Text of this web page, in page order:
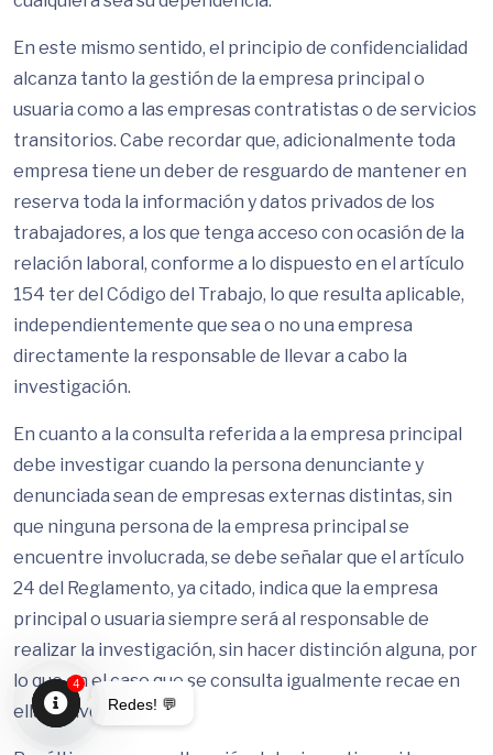
En este mismo sentido, el principio de confidencialidad
alcanza tanto la gestión de la empresa principal o
usuaria como a las empresas contratistas o de servicios
transitorios. Cabe recordar que, adicionalmente toda
empresa tiene un deber de resguardo de mantener en
reserva toda la información y datos privados de los
trabajadores, a los que tenga acceso con ocasión de la
relación laboral, conforme a lo dispuesto en el artículo
154 ter del Código del Trabajo, lo que resulta aplicable,
independientemente que sea o no una empresa
directamente la responsable de llevar a cabo la
investigación.
En cuanto a la consulta referida a la empresa principal
debe investigar cuando la persona denunciante y
denunciada sean de empresas externas distintas, sin
que ninguna persona de la empresa principal se
encuentre involucrada, se debe señalar que el artículo
24 del Reglamento, ya citado, indica que la empresa
principal o usuaria siempre será al responsable de
realizar la investigación, sin hacer distinción alguna, por
lo que en el caso que se consulta igualmente recae en
ella la investigación.
Redes! 💬
4